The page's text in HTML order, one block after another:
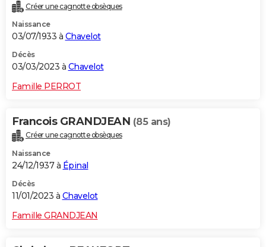
Créer une cagnotte obsèques
Naissance
03/07/1933 à Chavelot
Décès
03/03/2023 à Chavelot
Famille PERROT
Francois GRANDJEAN (85 ans)
Créer une cagnotte obsèques
Naissance
24/12/1937 à Épinal
Décès
11/01/2023 à Chavelot
Famille GRANDJEAN